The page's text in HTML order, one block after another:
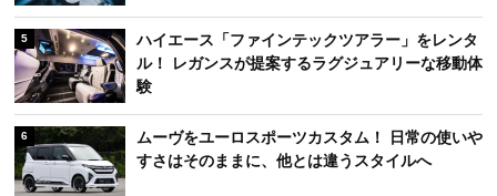
5
ハイエース「ファインテックツアラー」をレンタ
ル！ レガンスが提案するラグジュアリーな移動体
験
6
ムーヴをユーロスポーツカスタム！ 日常の使いや
すさはそのままに、他とは違うスタイルへ